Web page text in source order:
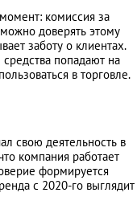
комиссия за
доверять этому
заботу о клиентах.
попадают на
в торговле.
свою деятельность в
компания работает
формируется
с 2020-го выглядит